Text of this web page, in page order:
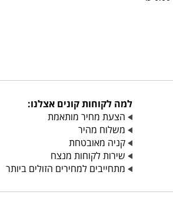
למה לקוחות קונים אצלנו:
הצעת מחיר מותאמת
משלוח מהיר
קניה מאובטחת
שירות לקוחות מנצח
מתחייבים למחירים הזולים ביותר